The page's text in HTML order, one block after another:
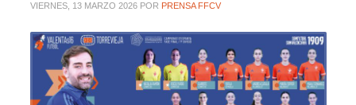
VIERNES, 13 MARZO 2026 POR PRENSA FFCV